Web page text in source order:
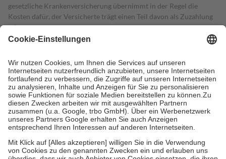
gesetzliche Krankenversicherung übernimmt in der Regel die
Kosten dafür, der Versicherte trägt einen Teil davon als Zuzahlung
mit.
Grundsätzlich leisten Mitglieder Zuzahlungen in Höhe von zehn
höchstens zehn Euro.
Es sind jedoch nie mehr als die tatsächlichen
Kosten der Leistung zu entrichten.
Diese Regeln gelten grundsätzlich auch für Online-Apotheken.
Bei Heilmitteln und häuslicher Krankenpflege beträgt die
Zuzahlung zehn Prozent der Kosten sowie zehn Euro je
Verordnung.
Um das Engagement der Versicherten für ihre eigene Gesundheit zu
stärken und die besondere Stellung der Familie zu unterstützen,
fallenkeine Zuzahlungenan bei:
• Kindern und Jugendlichen bis zum vollendeten 18. Lebensjahr